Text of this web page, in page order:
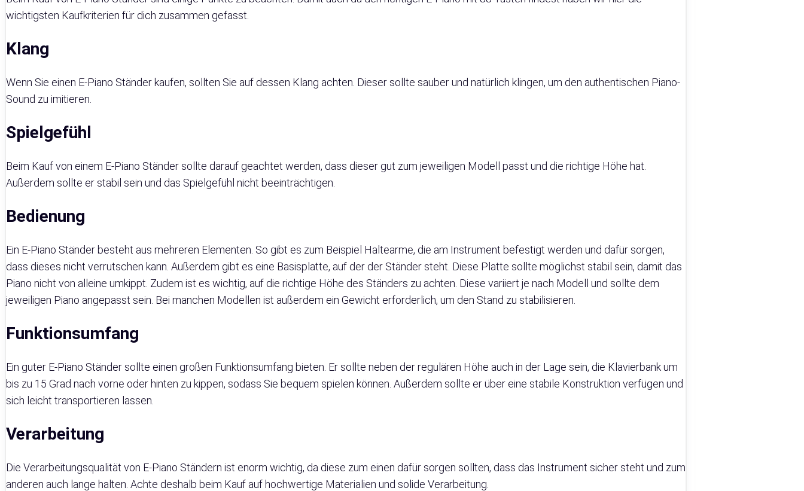
wichtigsten Kaufkriterien für dich zusammen gefasst.
Klang
Wenn Sie einen E-Piano Ständer kaufen, sollten Sie auf dessen Klang achten. Dieser sollte sauber und natürlich klingen, um den authentischen Piano-
Sound zu imitieren.
Spielgefühl
Beim Kauf von einem E-Piano Ständer sollte darauf geachtet werden, dass dieser gut zum jeweiligen Modell passt und die richtige Höhe hat.
Außerdem sollte er stabil sein und das Spielgefühl nicht beeinträchtigen.
Bedienung
Ein E-Piano Ständer besteht aus mehreren Elementen. So gibt es zum Beispiel Haltearme, die am Instrument befestigt werden und dafür sorgen,
dass dieses nicht verrutschen kann. Außerdem gibt es eine Basisplatte, auf der der Ständer steht. Diese Platte sollte möglichst stabil sein, damit das
Piano nicht von alleine umkippt. Zudem ist es wichtig, auf die richtige Höhe des Ständers zu achten. Diese variiert je nach Modell und sollte dem
jeweiligen Piano angepasst sein. Bei manchen Modellen ist außerdem ein Gewicht erforderlich, um den Stand zu stabilisieren.
Funktionsumfang
Ein guter E-Piano Ständer sollte einen großen Funktionsumfang bieten. Er sollte neben der regulären Höhe auch in der Lage sein, die Klavierbank um
bis zu 15 Grad nach vorne oder hinten zu kippen, sodass Sie bequem spielen können. Außerdem sollte er über eine stabile Konstruktion verfügen und
sich leicht transportieren lassen.
Verarbeitung
Die Verarbeitungsqualität von E-Piano Ständern ist enorm wichtig, da diese zum einen dafür sorgen sollten, dass das Instrument sicher steht und zum
anderen auch lange halten. Achte deshalb beim Kauf auf hochwertige Materialien und solide Verarbeitung.